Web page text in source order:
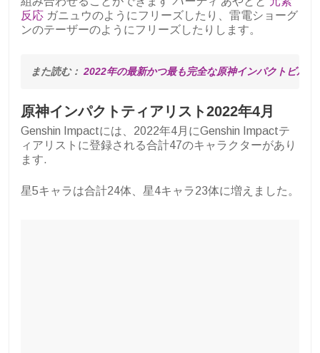
反応 ガニュウのようにフリーズしたり、雷電ショーグ
ンのテーザーのようにフリーズしたりします。
また読む： 2022年の最新かつ最も完全な原神インパクトビル
原神インパクトティアリスト2022年4月
Genshin Impactには、2022年4月にGenshin Impactテ
ィアリストに登録される合計47のキャラクターがあり
ます.
星5キャラは合計24体、星4キャラ23体に増えました。